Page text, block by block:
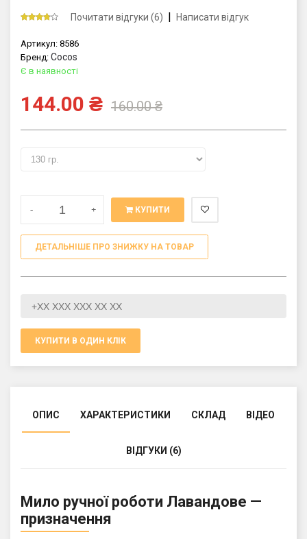
Почитати відгуки (6) | Написати відгук
Артикул: 8586
Бренд: Cocos
Є в наявності
144.00 ₴ 160.00₴
- + КУПИТИ
ДЕТАЛЬНІШЕ ПРО ЗНИЖКУ НА ТОВАР
КУПИТИ В ОДИН КЛІК
ОПИС ХАРАКТЕРИСТИКИ СКЛАД ВІДЕО
ВІДГУКИ (6)
Мило ручної роботи Лавандове —
призначення